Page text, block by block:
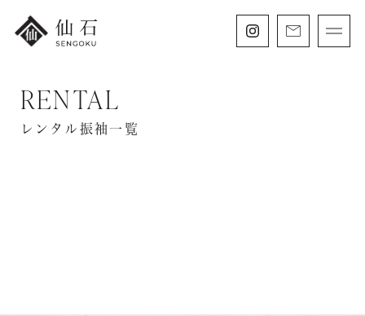
FURISODE 振袖・紋付袴レンタル
RENTAL
レンタル振袖一覧